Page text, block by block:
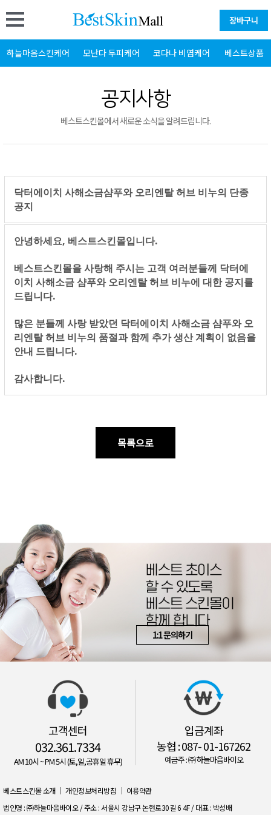
장바구니
하늘마음스킨케어 모난다 두피케어 코다나 비염케어 베스트상품
공지사항
베스트스킨몰에서 새로운 소식을 알려드립니다.
닥터에이치 사해소금샴푸와 오리엔탈 허브 비누의 단종
공지
안녕하세요, 베스트스킨몰입니다.
베스트스킨몰을 사랑해 주시는 고객 여러분들께 닥터에
이치 사해소금 샴푸와 오리엔탈 허브 비누에 대한 공지를
드립니다.
많은 분들께 사랑 받았던 닥터에이치 사해소금 샴푸와 오
리엔탈 허브 비누의 품절과 함께 추가 생산 계획이 없음을
안내 드립니다.
감사합니다.
목록으로
1:1 문의하기
고객센터
032.361.7334
AM 10시 ~ PM 5시 (토,일,공휴일 휴무)
입금계좌
농협 : 087- 01-167262
예금주 : ㈜ 하늘마음바이오
베스트스킨몰 소개｜ 개인정보처리방침 ｜ 이용약관
법인명 : ㈜하늘마음바이오 / 주소 : 서울시 강남구 논현로30길 6 4F / 대표 : 박성배